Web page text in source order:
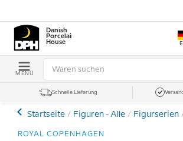
Danish
Porcelain
House
MENÜ
Schnelle Lieferung
Startseite Figuren - Alle Figurserien
ROYAL COPENHAGEN